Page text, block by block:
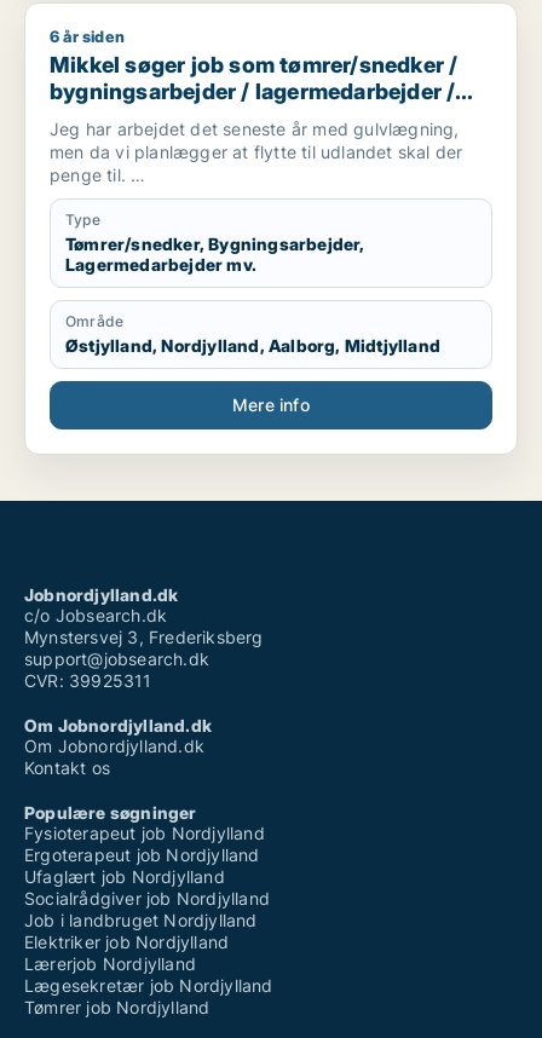
Mikkel søger job som tømrer/snedker / bygningsarbejder
6 år siden
Mikkel søger job som tømrer/snedker /
bygningsarbejder / lagermedarbejder /
fritids medarbejder / ufaglært
Jeg har arbejdet det seneste år med gulvlægning,
men da vi planlægger at flytte til udlandet skal der
penge til.
Derfor søger jeg deltid/fuldtid indtil det hele er på
plads.
Type
Tømrer/snedker, Bygningsarbejder,
Lagermedarbejder mv.
Område
Østjylland, Nordjylland, Aalborg, Midtjylland
Mere info
Jobnordjylland.dk
c/o Jobsearch.dk
Mynstersvej 3, Frederiksberg
support@jobsearch.dk
CVR: 39925311
Om Jobnordjylland.dk
Om Jobnordjylland.dk
Kontakt os
Populære søgninger
Fysioterapeut job Nordjylland
Ergoterapeut job Nordjylland
Ufaglært job Nordjylland
Socialrådgiver job Nordjylland
Job i landbruget Nordjylland
Elektriker job Nordjylland
Lærerjob Nordjylland
Lægesekretær job Nordjylland
Tømrer job Nordjylland